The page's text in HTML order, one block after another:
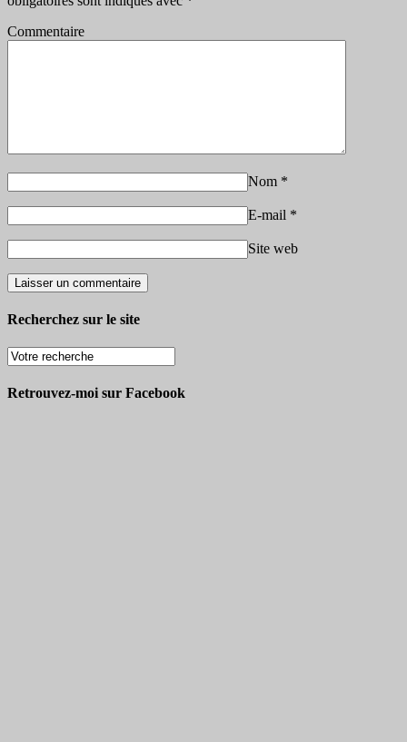
Commentaire
Nom *
E-mail *
Site web
Recherchez sur le site
Retrouvez-moi sur Facebook